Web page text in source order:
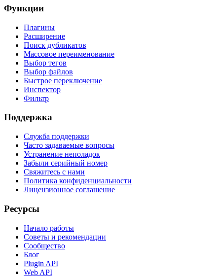
Функции
Плагины
Расширение
Поиск дубликатов
Массовое переименование
Выбор тегов
Выбор файлов
Быстрое переключение
Инспектор
Фильтр
Поддержка
Служба поддержки
Часто задаваемые вопросы
Устранение неполадок
Забыли серийный номер
Свяжитесь с нами
Политика конфиденциальности
Лицензионное соглашение
Ресурсы
Начало работы
Советы и рекомендации
Сообщество
Блог
Plugin API
Web API